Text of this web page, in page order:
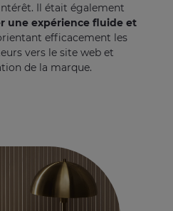
Il était également
une expérience fluide et
efficacement les
vers le site web et
de la marque.